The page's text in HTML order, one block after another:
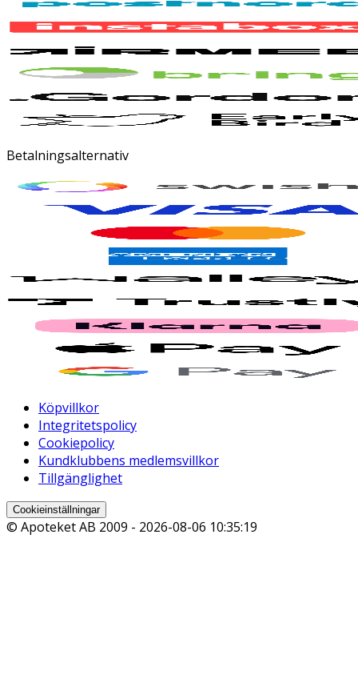
Betalningsalternativ
Köpvillkor
Integritetspolicy
Cookiepolicy
Kundklubbens medlemsvillkor
Tillgänglighet
Cookieinställningar
© Apoteket AB 2009 - 2026-08-06 10:35:19